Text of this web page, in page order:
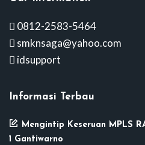
0812-2583-5464
smknsaga@yahoo.com
idsupport
Informasi Terbau
Mengintip Keseruan MPLS
1 Gantiwarno